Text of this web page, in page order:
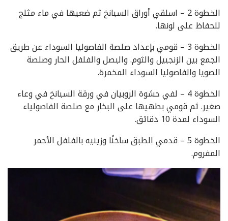
الخطوة 2 – اسلقي أوراق السبانخ ثم ضعيها في ماء مثلج
للحفاظ على لونها.
الخطوة 3 – قومي بإعداد صلصة الفاصوليا السوداء عن طريق
الجمع بين الزنجبيل والثوم. والبصل والفلفل الحار وصلصة
الصويا والفاصوليا السوداء المخمرة.
الخطوة 4 – لفي حشوة الروبيان في ورقة السبانخ في وعاء
صغير. ثم قومي بطهيها على البخار مع صلصة الفاصولياء
السوداء لمدة 10 دقائق.
الخطوة 5 – قدمي الطبق ساخنًا وزينيه بالفلفل الأحمر
المفروم.